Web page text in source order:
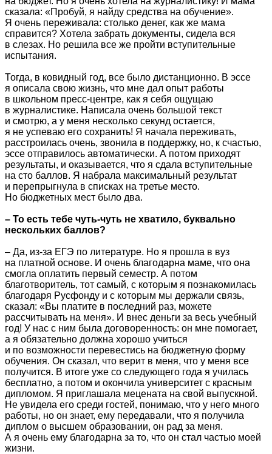
сказала: «Пробуй, я найду средства на обучение».
Я очень переживала: столько денег, как же мама
справится? Хотела забрать документы, сидела вся
в слезах. Но решила все же пройти вступительные
испытания.
Тогда, в ковидный год, все было дистанционно. В эссе
я описала свою жизнь, что мне дал опыт работы
в школьном пресс-центре, как я себя ощущаю
в журналистике. Написала очень большой текст
и смотрю, а у меня несколько секунд остается,
я не успеваю его сохранить! Я начала переживать,
расстроилась очень, звонила в поддержку, но, к счастью,
эссе отправилось автоматически. А потом приходят
результаты, и оказывается, что я сдала вступительные
на сто баллов. Я набрала максимальный результат
и перепрыгнула в списках на третье место.
Но бюджетных мест было два.
– То есть тебе чуть-чуть не хватило, буквально
нескольких баллов?
– Да, из-за ЕГЭ по литературе. Но я прошла в вуз
на платной основе. И очень благодарна маме, что она
смогла оплатить первый семестр. А потом
благотворитель, тот самый, с которым я познакомилась
благодаря Русфонду и с которым мы держали связь,
сказал: «Вы платите в последний раз, можете
рассчитывать на меня». И внес деньги за весь учебный
год! У нас с ним была договоренность: он мне помогает,
а я обязательно должна хорошо учиться
и по возможности перевестись на бюджетную форму
обучения. Он сказал, что верит в меня, что у меня все
получится. В итоге уже со следующего года я училась
бесплатно, а потом и окончила университет с красным
дипломом. Я приглашала мецената на свой выпускной.
Не увидела его среди гостей, понимаю, что у него много
работы, но он знает, ему передавали, что я получила
диплом о высшем образовании, он рад за меня.
А я очень ему благодарна за то, что он стал частью моей
жизни.